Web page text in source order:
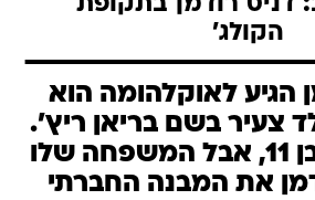
הקולג'
הגיע לאוקלהומה הוא
צעיר בשם בריאן ריץ'.
ריץ' היה רק בן 11, אבל המשפחה שלו
את המבנה החברתי